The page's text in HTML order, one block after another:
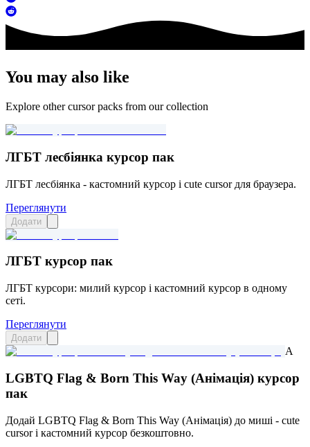
You may also like
Explore other cursor packs from our collection
ЛГБТ лесбіянка курсор пак
ЛГБТ лесбіянка - кастомний курсор і cute cursor для браузера.
Переглянути
Додати
ЛГБТ курсор пак
ЛГБТ курсори: милий курсор і кастомний курсор в одному
сеті.
Переглянути
Додати
A
LGBTQ Flag & Born This Way (Анімація) курсор
пак
Додай LGBTQ Flag & Born This Way (Анімація) до миші - cute
cursor і кастомний курсор безкоштовно.